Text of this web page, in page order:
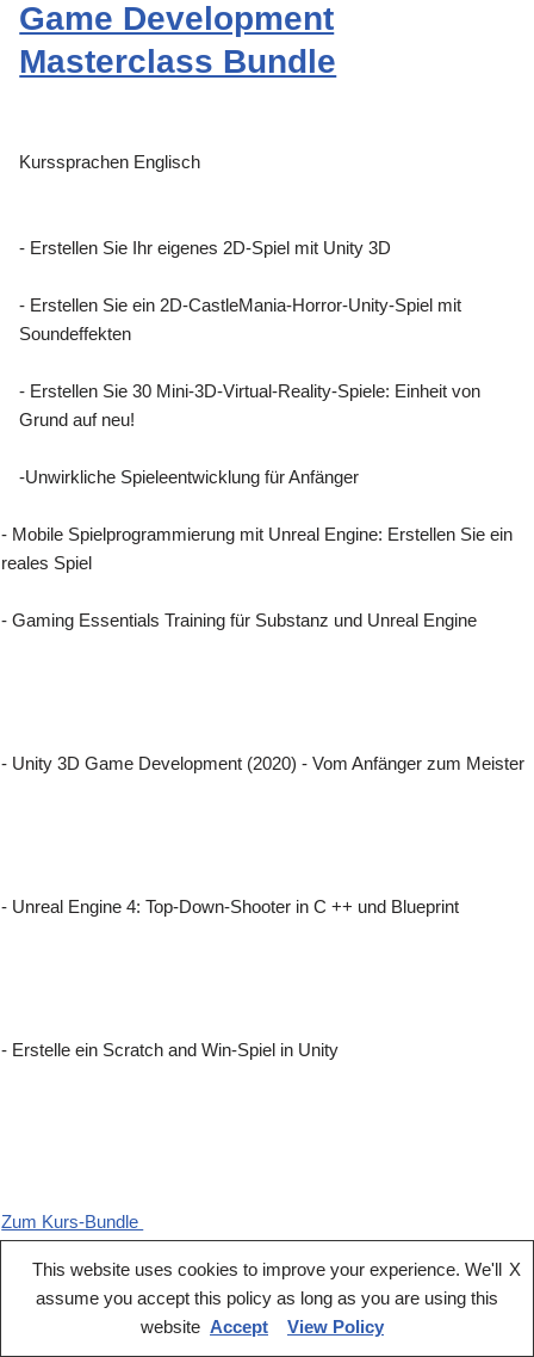
Game Development
Masterclass Bundle
Kurssprachen Englisch
- Erstellen Sie Ihr eigenes 2D-Spiel mit Unity 3D
- Erstellen Sie ein 2D-CastleMania-Horror-Unity-Spiel mit
Soundeffekten
- Erstellen Sie 30 Mini-3D-Virtual-Reality-Spiele: Einheit von
Grund auf neu!
-Unwirkliche Spieleentwicklung für Anfänger
- Mobile Spielprogrammierung mit Unreal Engine: Erstellen Sie ein
reales Spiel
- Gaming Essentials Training für Substanz und Unreal Engine
- Unity 3D Game Development (2020) - Vom Anfänger zum Meister
- Unreal Engine 4: Top-Down-Shooter in C ++ und Blueprint
- Erstelle ein Scratch and Win-Spiel in Unity
Zum Kurs-Bundle
Curriculum
This website uses cookies to improve your experience. We'll
assume you accept this policy as long as you are using this
website
X
Accept View Policy